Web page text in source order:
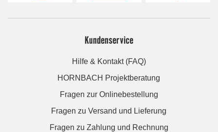
Kundenservice
Hilfe & Kontakt (FAQ)
HORNBACH Projektberatung
Fragen zur Onlinebestellung
Fragen zu Versand und Lieferung
Fragen zu Zahlung und Rechnung